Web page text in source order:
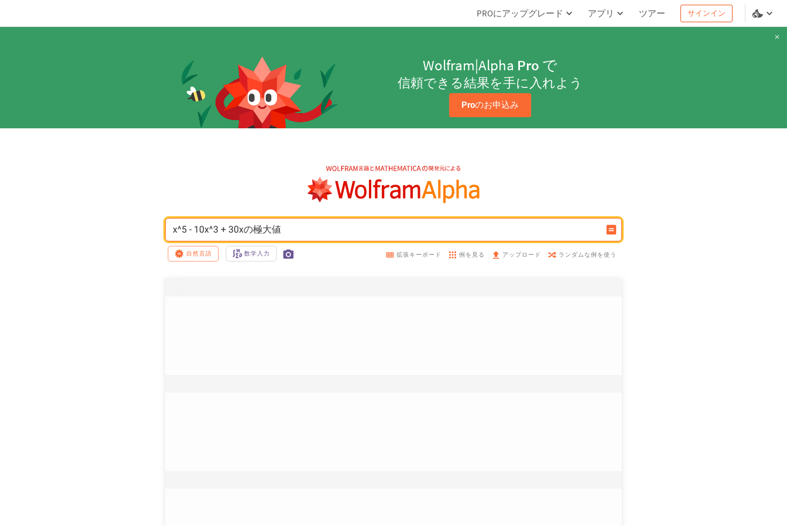
PROにアップグレード アプリ ツアー サインイン
Wolfram|Alpha Pro で
信頼できる結果を手に入れよう
Proのお申込み
x^5 - 10x^3 + 30xの極大値
自然言語 数学入力 拡張キーボード 例を見る アップロード ランダムな例を使う